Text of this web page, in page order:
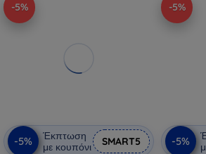
-5%
-5%
Έκπτωση
με κουπόνι
SMART5
-5%
-5%